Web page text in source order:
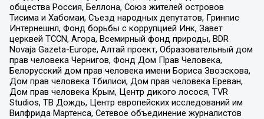
общества Россия, Беллона, Союз жителей островов
Тисима и Хабомаи, Съезд народных депутатов, Гринпис
Интернешнл, Фонд борьбы с коррупцией Инк, Завет
церквей TCCN, Агора, Всемирный фонд природы, BDR
Novaja Gazeta-Europe, Алтай проект, Образовательный дом
прав человека Чернигов, Фонд Дом Прав Человека,
Белорусский дом прав человека имени Бориса Звозскова,
Дом прав человека Тбилиси, Дом прав человека Ереван,
Дом прав человека Крым, Центр дикого лосося, TVR
Studios, ТВ Дождь, Центр европейских исследований им
Вилфрида Мартенса, Сетевое объединение журналистов